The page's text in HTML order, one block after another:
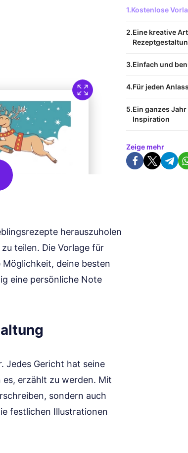
herauszuholen
teilen. Die Vorlage für
deine besten
eine persönliche Note
Jedes Gericht hat seine
es, erzählt zu werden. Mit
sondern auch
festlichen Illustrationen
Kostenlose
Eine kreative
Einfach und
Für jeden
Ein ganzes
Inspiration
Zeige mehr